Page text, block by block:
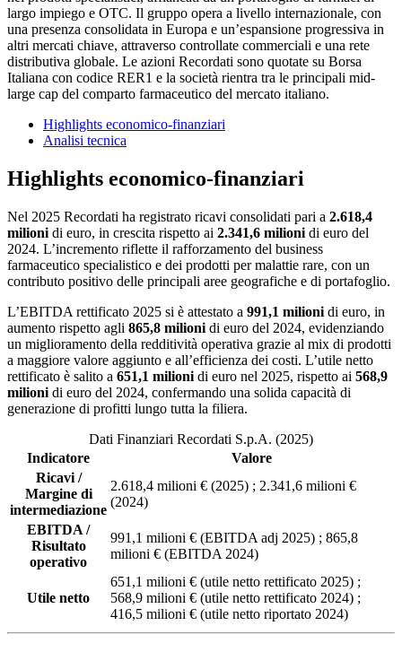
largo impiego e OTC. Il gruppo opera a livello internazionale, con
una presenza consolidata in Europa e un’espansione progressiva in
altri mercati chiave, attraverso controllate commerciali e una rete
distributiva globale. Le azioni Recordati sono quotate su Borsa
Italiana con codice RER1 e la società rientra tra le principali mid-
large cap del comparto farmaceutico del mercato italiano.
Highlights economico-finanziari
Analisi tecnica
Highlights economico-finanziari
Nel 2025 Recordati ha registrato ricavi consolidati pari a 2.618,4
milioni di euro, in crescita rispetto ai 2.341,6 milioni di euro del
2024. L’incremento riflette il rafforzamento del business
farmaceutico specialistico e dei prodotti per malattie rare, con un
contributo positivo delle principali aree geografiche e di portafoglio.
L’EBITDA rettificato 2025 si è attestato a 991,1 milioni di euro, in
aumento rispetto agli 865,8 milioni di euro del 2024, evidenziando
un miglioramento della redditività operativa grazie al mix di prodotti
a maggiore valore aggiunto e all’efficienza dei costi. L’utile netto
rettificato è salito a 651,1 milioni di euro nel 2025, rispetto ai 568,9
milioni di euro del 2024, confermando una solida capacità di
generazione di profitti lungo tutta la filiera.
Dati Finanziari Recordati S.p.A. (2025)
Indicatore
Valore
Ricavi /
Margine di
intermediazione
2.618,4 milioni € (2025) ; 2.341,6 milioni €
(2024)
EBITDA /
Risultato
operativo
991,1 milioni € (EBITDA adj 2025) ; 865,8
milioni € (EBITDA 2024)
Utile netto
651,1 milioni € (utile netto rettificato 2025) ;
568,9 milioni € (utile netto rettificato 2024) ;
416,5 milioni € (utile netto riportato 2024)